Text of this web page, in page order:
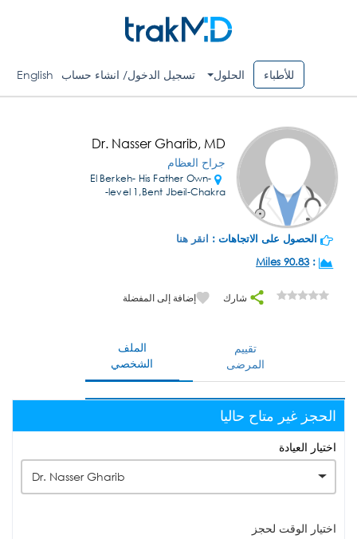
للأطباء الحلول تسجيل الدخول/ انشاء حساب English
Dr. Nasser Gharib, MD
جراح العظام
El Berkeh- His Father Own-
level 1,Bent Jbeil-Chakra-
الحصول على الاتجاهات : انقر هنا
:
90.83 Miles
شارك إضافة إلى المفضلة
الملف
الشخصي
تقييم
المرضى
الحجز غير متاح حاليا
اختيار العيادة
Dr. Nasser Gharib
اختيار الوقت لحجز